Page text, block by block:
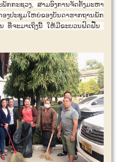
ກ​ກະຊວງ, ສາມ​ອົງການ​ຈັດ​ຕັ້ງມະຫາ​
ຊຸມ​ໃຫຍ່​ຂອງ​ບັນດາ​ຮາກ​ຖານ​ພັກ
ທີ່ຈະ​ມາ​ເຖິງ​ນີ້ ​ໃຫ້​ມີ​ຂະ​ບວນ​ຟົດ​ຟື້ນ